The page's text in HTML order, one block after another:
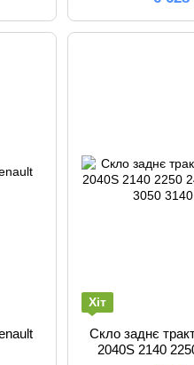
Хіт
Скло заднє
2040S 2140